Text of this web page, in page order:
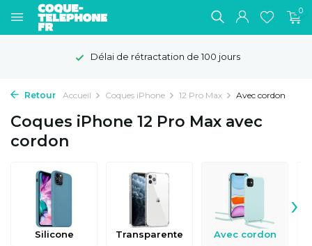
0
Délai de rétractation de 100 jours
Retour Accueil Coques iPhone 12 Pro Max Avec cordon
Coques iPhone 12 Pro Max avec
cordon
Silicone Transparente Avec cordon
›